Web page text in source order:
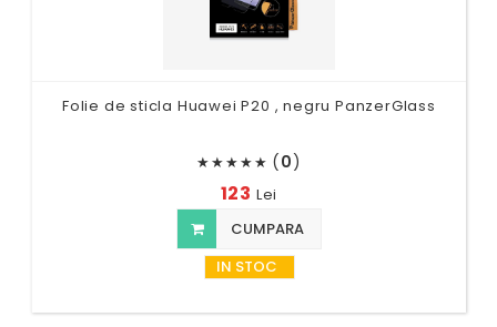
Folie de sticla Huawei P20 , negru PanzerGlass
★★★★★ (0)
123 Lei
CUMPARA
IN STOC